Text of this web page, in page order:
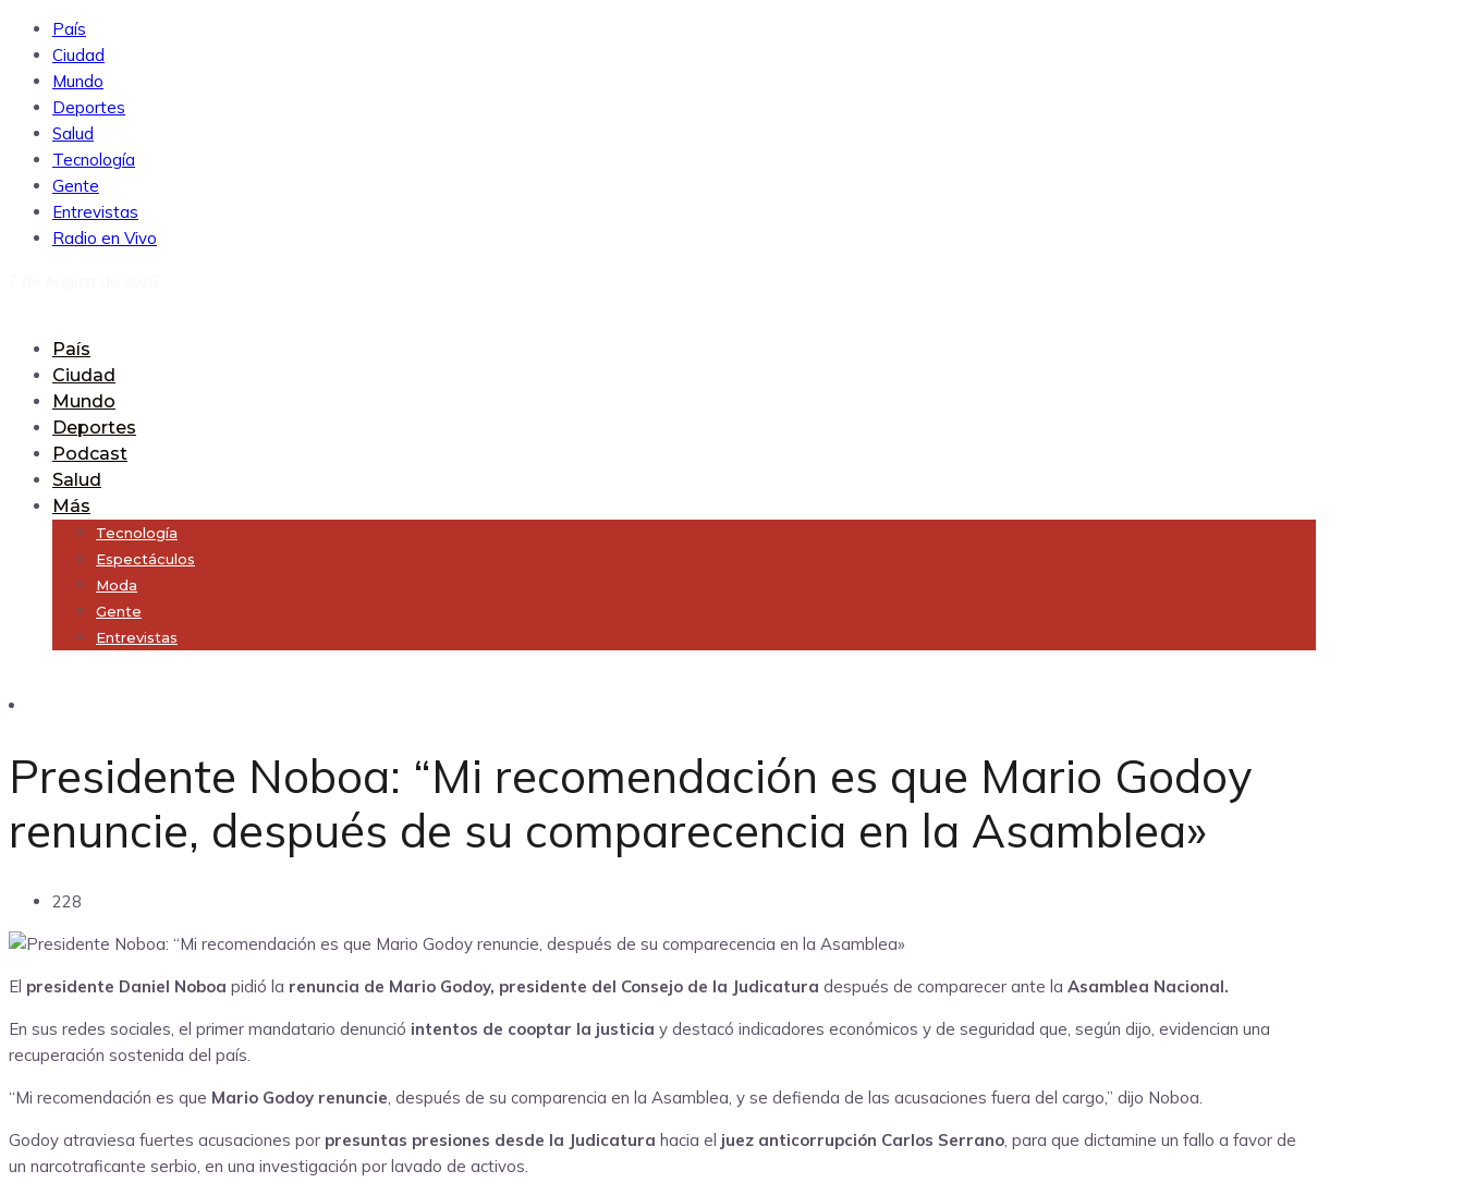
País
Ciudad
Mundo
Deportes
Salud
Tecnología
Gente
Entrevistas
Radio en Vivo
País
Ciudad
Mundo
Deportes
Podcast
Salud
Más
Tecnología
Espectáculos
Moda
Gente
Entrevistas
Presidente Noboa: “Mi recomendación es que Mario Godoy
renuncie, después de su comparecencia en la Asamblea»
228
El presidente Daniel Noboa pidió la renuncia de Mario Godoy, presidente del Consejo de la Judicatura después de comparecer ante la Asamblea Nacional.
En sus redes sociales, el primer mandatario denunció intentos de cooptar la justicia y destacó indicadores económicos y de seguridad que, según dijo, evidencian una
recuperación sostenida del país.
“Mi recomendación es que Mario Godoy renuncie, después de su comparencia en la Asamblea, y se defienda de las acusaciones fuera del cargo,” dijo Noboa.
Godoy atraviesa fuertes acusaciones por presuntas presiones desde la Judicatura hacia el juez anticorrupción Carlos Serrano, para que dictamine un fallo a favor de
un narcotraficante serbio, en una investigación por lavado de activos.